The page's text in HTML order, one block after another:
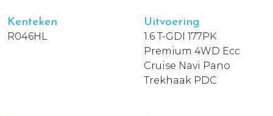
Kenteken
R046HL
Uitvoering
1.6 T-GDI 177PK
Premium 4WD Ecc
Cruise Navi Pano
Trekhaak PDC